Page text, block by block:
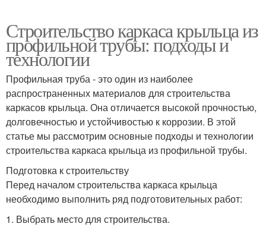
Строительство каркаса крыльца из
профильной трубы: подходы и
технологии
Профильная труба - это один из наиболее
распространенных материалов для строительства
каркасов крыльца. Она отличается высокой прочностью,
долговечностью и устойчивостью к коррозии. В этой
статье мы рассмотрим основные подходы и технологии
строительства каркаса крыльца из профильной трубы.
Подготовка к строительству
Перед началом строительства каркаса крыльца
необходимо выполнить ряд подготовительных работ:
1. Выбрать место для строительства.